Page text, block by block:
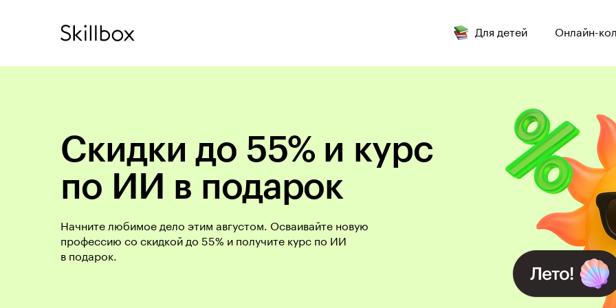
Для детей Онлайн-
Скидки до 55% и курс
по ИИ в подарок
Начните любимое дело этим августом. Осваивайте новую
профессию со скидкой до 55% и получите курс по ИИ
в подарок.